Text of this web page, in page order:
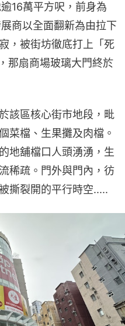
16萬平方呎，前身為
商以全面翻新為由拉下
，被街坊徹底打上「死
那扇商場玻璃大門終於
該區核心街市地段，毗
菜檔、生果攤及肉檔。
地舖檔口人頭湧湧，生
稀疏。門外與門內，彷
撕裂開的平行時空.....